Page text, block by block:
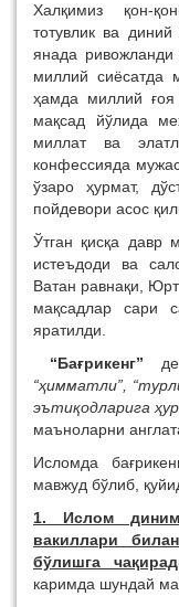
Халқимиз қон-
тотувлик ва диний
янада ривожланди
миллий сиёсатда
ҳамда миллий ғоя
мақсад йўлида
миллат ва
конфессияда
ўзаро ҳурмат,
пойдевори асос
Ўтган қисқа давр
истеъдоди ва
Ватан равнақи,
мақсадлар сари
яратилди.
“Бағрикенг”
“ҳимматли”,
эътиқодларига
маъноларни
Исломда
мавжуд бўлиб,
1. Ислом
вакиллари
бўлишга
каримда шундай